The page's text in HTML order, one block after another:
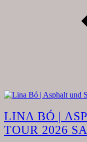
LINA BÓ |
TOUR 2026